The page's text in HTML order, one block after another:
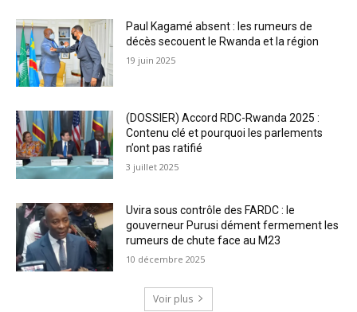
Paul Kagamé absent : les rumeurs de
décès secouent le Rwanda et la région
19 juin 2025
(DOSSIER) Accord RDC-Rwanda 2025 :
Contenu clé et pourquoi les parlements
n’ont pas ratifié
3 juillet 2025
Uvira sous contrôle des FARDC : le
gouverneur Purusi dément fermement les
rumeurs de chute face au M23
10 décembre 2025
Voir plus